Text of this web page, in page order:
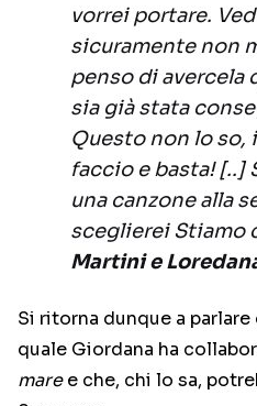
vorrei portare.
sicuramente non
penso di avercela
sia già stata
Questo non lo so,
faccio e basta! [..]
una canzone alla
sceglierei Stiamo
Martini e
Si ritorna dunque a parlare
quale Giordana ha
maree che, chi lo sa,